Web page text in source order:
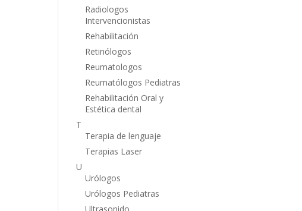
Radiologos
Intervencionistas
Rehabilitación
Retinólogos
Reumatologos
Reumatólogos Pediatras
Rehabilitación Oral y
Estética dental
T
Terapia de lenguaje
Terapias Laser
U
Urólogos
Urólogos Pediatras
Ultrasonido